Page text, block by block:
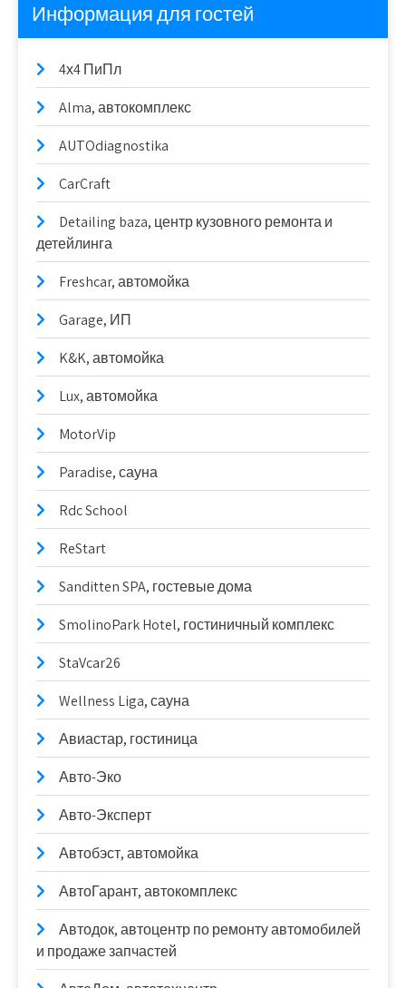
Информация для гостей
4х4 ПиПл
Alma, автокомплекс
AUTOdiagnostika
CarCraft
Detailing baza, центр кузовного ремонта и
детейлинга
Freshcar, автомойка
Garage, ИП
K&K, автомойка
Lux, автомойка
MotorVip
Paradise, сауна
Rdc School
ReStart
Sanditten SPA, гостевые дома
SmolinoPark Hotel, гостиничный комплекс
StaVcar26
Wellness Liga, сауна
Авиастар, гостиница
Авто-Эко
Авто-Эксперт
Автобэст, автомойка
АвтоГарант, автокомплекс
Автодок, автоцентр по ремонту автомобилей
и продаже запчастей